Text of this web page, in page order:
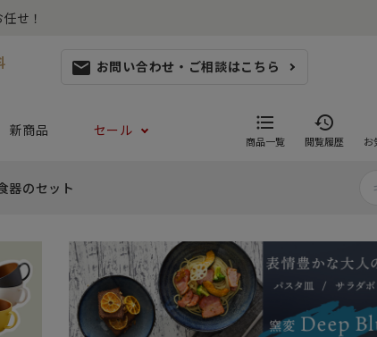
せ！
mail お問い合わせ・ご相談はこちら
- 汁椀
- どんぶり・丼
- ラーメン鉢
- マグカップ
- カップ・タンブラー
- スープカップ
- 湯呑み
食品 ~からだ想いの食卓~
白い食器セット 黒い
まとめ買いでお得なセット
- 有料ラッピング
- Eギフト
新商品 セール format_list_bulleted
商品一覧
history
閲覧履歴 お
器のセット